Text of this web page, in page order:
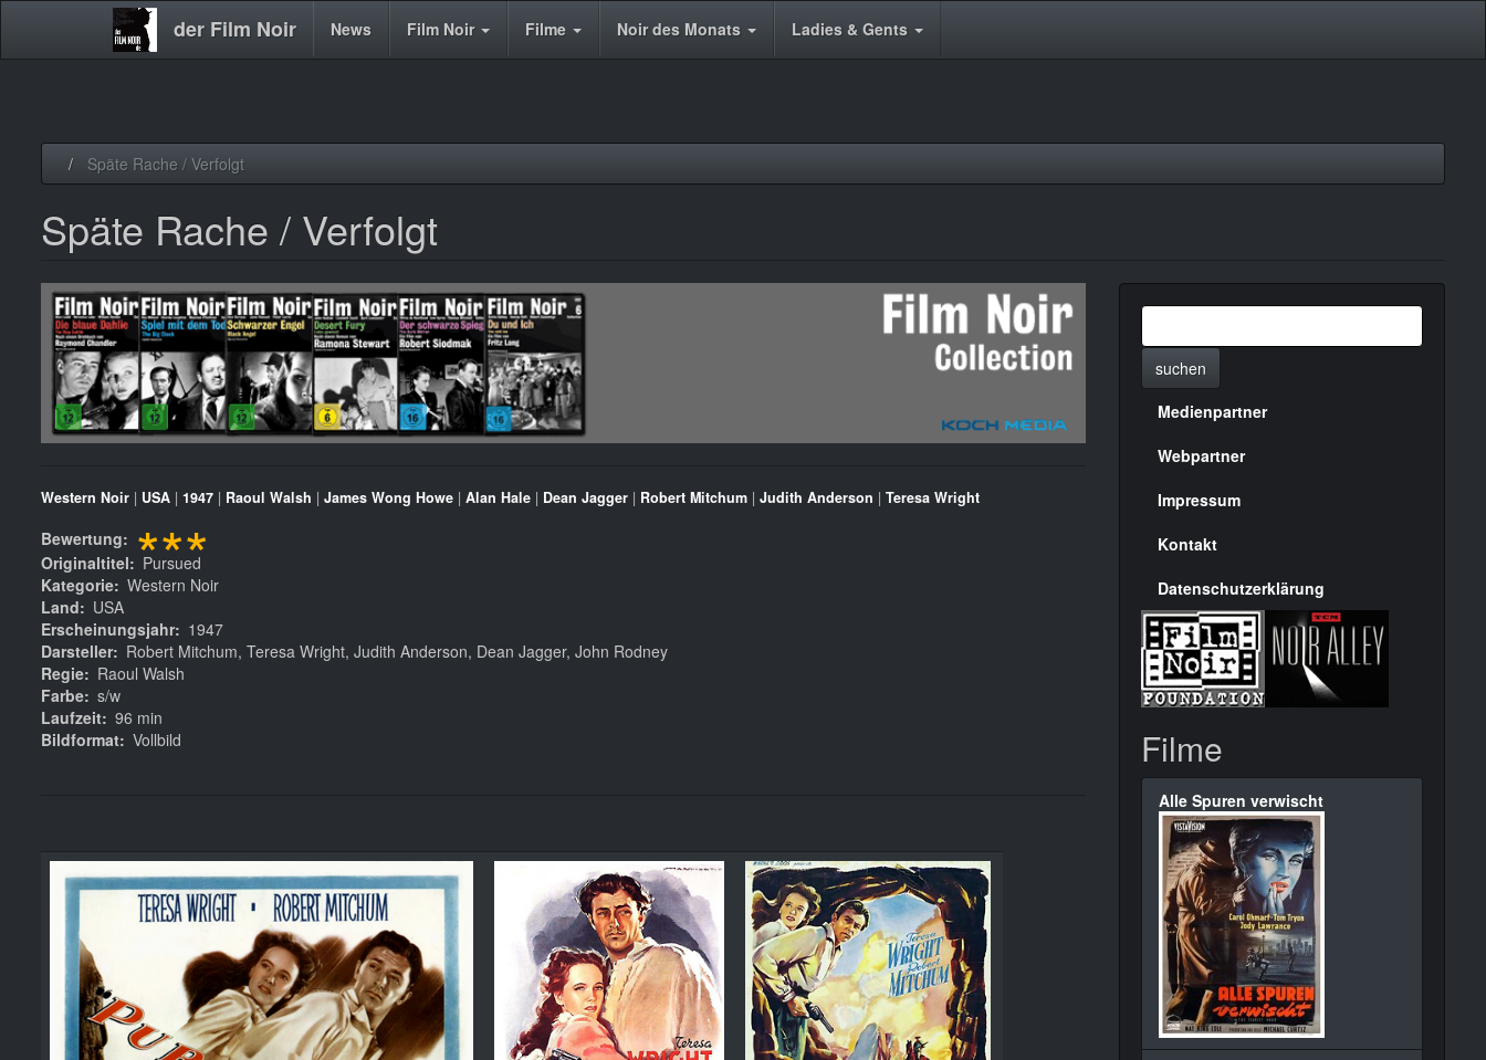
der Film Noir
Main News Film Noir Filme Noir des Monats Ladies & Gents
Späte Rache / Verfolgt
Späte Rache / Verfolgt
Western Noir | USA | 1947 | Raoul Walsh | James Wong Howe | Alan Hale | Dean Jagger | Robert Mitchum | Judith Anderson | Teresa Wright
Bewertung ***
Originaltitel
Pursued
Kategorie Western Noir
Land
USA
Erscheinungsjahr
1947
Darsteller
Robert Mitchum, Teresa Wright, Judith Anderson, Dean Jagger, John Rodney
Regie
Raoul Walsh
Farbe s/w
Laufzeit 96 min
Bildformat Vollbild
suchen
Menülinks
rechte
Seite
Medienpartner
Webpartner
Impressum
Kontakt
Datenschutzerklärung
Filme
Alle Spuren verwischt